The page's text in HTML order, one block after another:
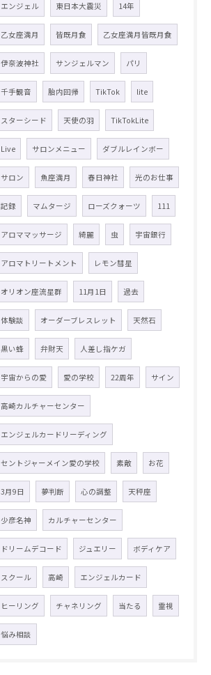
エンジェル 東日本大震災 14年
乙女座満月 皆既月食 乙女座満月皆既月食
伊奈波神社 サンジェルマン パリ
千手観音 胎内回帰 TikTok lite
スターシード 天使の羽 TikTokLite
Live サロンメニュー ダブルレインボー
サロン 魚座満月 春日神社 光のお仕事
記録 マムタージ ローズクォーツ 111
アロママッサージ 綺麗 虫 宇宙銀行
アロマトリートメント レモン彗星
オリオン座流星群 11月1日 過去
体験談 オーダーブレスレット 天然石
黒い蜂 弁財天 人差し指ケガ
宇宙からの愛 愛の学校 22周年 サイン
高崎カルチャーセンター
エンジェルカードリーディング
セントジャーメイン愛の学校 素敵 お花
3月9日 夢判断 心の調整 天秤座
少彦名神 カルチャーセンター
ドリームデコード ジュエリー ボディケア
スクール 高崎 エンジェルカード
ヒーリング チャネリング 当たる 霊視
悩み相談